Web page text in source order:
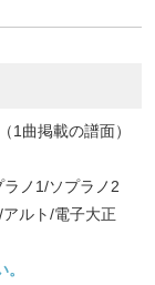
1曲掲載の譜面）
ノ1/ソプラノ2
ルト/電子大正